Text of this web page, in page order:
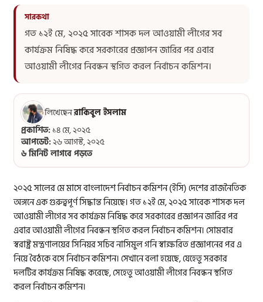
গত ১২ই মে, ২০২৫ সাবেক শাসক দল আওয়ামী লীগের সব
কার্যক্রম নিষিদ্ধ করে সরকারের প্রজ্ঞাপন জারির পর এবার
আওয়ামী লীগের নিবন্ধন স্থগিত করল নির্বাচন কমিশন।
লিখেছেনরাকিবুল ইসলাম
প্রকাশিত:১৪ মে, ২০২৫
আপডেট:২৬ আগস্ট, ২০২৫
৬ মিনিট লাগবে পড়তে
২০২৫ সালের মে মাসে বাংলাদেশ নির্বাচন কমিশন (ইসি) দেশের রাজনৈতিক
অঙ্গনে এক গুরুত্বপূর্ণ সিদ্ধান্ত নিয়েছে। গত ১২ই মে, ২০২৫ সাবেক শাসক দল
আওয়ামী লীগের সব কার্যক্রম নিষিদ্ধ করে সরকারের প্রজ্ঞাপন জারির পর
এবার আওয়ামী লীগের নিবন্ধন স্থগিত করল নির্বাচন কমিশন। সোমবার
স্বরাষ্ট্র মন্ত্রণালয়ের সিনিয়র সচিব নাসিমুল গনি স্বাক্ষরিত প্রজ্ঞাপনের পর এ
নিয়ে বৈঠকে বসে নির্বাচন কমিশন। সেখানে বলা হয়েছে, যেহেতু সরকার
দলটির কার্যক্রম নিষিদ্ধ করেছে, সেহেতু আওয়ামী লীগের নিবন্ধন স্থগিত
করল নির্বাচন কমিশন।